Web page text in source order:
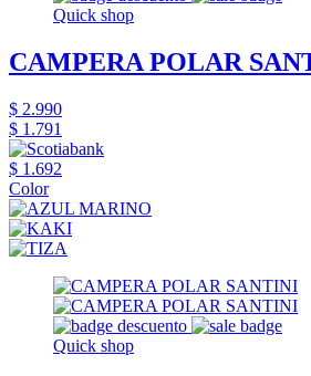
Quick shop
CAMPERA POLAR
$ 2.990
$ 1.791
$ 1.692
Color
Quick shop